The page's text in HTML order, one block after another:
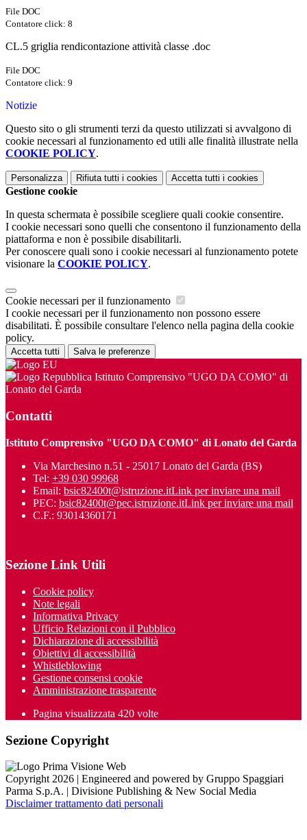
File DOC
Contatore click: 8
CL.5 griglia rendicontazione attività classe .doc
File DOC
Contatore click: 9
Notizie
Questo sito o gli strumenti terzi da questo utilizzati si avvalgono di
cookie necessari al funzionamento ed utili alle finalità illustrate nella
COOKIE POLICY.
Personalizza Rifiuta tutti i cookies Accetta tutti i cookies
Gestione cookie
In questa schermata è possibile scegliere quali cookie consentire.
I cookie necessari sono quelli che consentono il funzionamento della
piattaforma e non è possibile disabilitarli.
Per conoscere quali sono i cookie necessari al funzionamento potete
visionare la COOKIE POLICY.
Cookie necessari per il funzionamento
I cookie necessari per il funzionamento non possono essere
disabilitati. È possibile consultare l'elenco nella pagina della cookie
policy.
Accetta tutti Salva le preferenze
Istituto Comprensivo "UGO DA COMO" di
Lonato del Garda
Contatti
Istituto Comprensivo "UGO DA COMO" di Lonato del Garda
Via Marchesino n.51 - 25017 Lonato del Garda (BS)
Tel: +39 030 99968
Email: bsic82400t@istruzione.itLink per inviare una mail
PEC: bsic82400t@pec.istruzione.itLink per inviare una mail
C.F.: 93014360171
Sezione Link Utili
Cookie policy
Note legali
Informativa Privacy
Ufficio Relazioni con il Pubblico
Dichiarazione di accessibilità
Obiettivi di accessibilità
Whistleblowing
Gestione consensi cookie
Amministrazione trasparente
Pagina visualizzata 420 volte
Sezione Copyright
Copyright 2026 | Engineered and powered by Gruppo Spaggiari
Parma S.p.A. | Divisione Publishing & New Social Media
Disclaimer trattamento dati personali